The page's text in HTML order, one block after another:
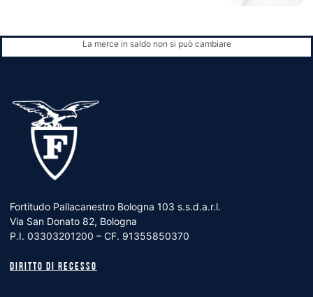
La merce in saldo non si può cambiare
Fortitudo Pallacanestro Bologna 103 s.s.d.a.r.l.
Via San Donato 82, Bologna
P.I. 03303201200 – CF. 91355850370
Diritto di recesso